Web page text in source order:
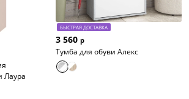
Лаура
БЫСТРАЯ ДОСТАВКА
3 560 р
Тумба для обуви Алекс